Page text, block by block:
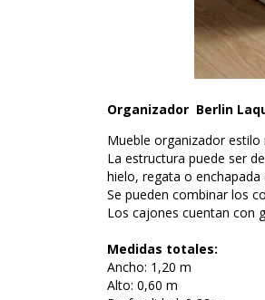
Organizador Berlin
Mueble organizador
La estructura puede ser
hielo, regata o enchapada
Se pueden combinar los
Los cajones cuentan con
Medidas totales:
Ancho: 1,20 m
Alto: 0,60 m